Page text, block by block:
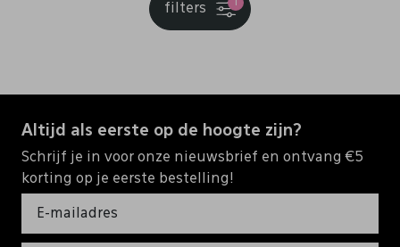
filters
Altijd als eerste op de hoogte zijn?
Schrijf je in voor onze nieuwsbrief en ontvang €5
korting op je eerste bestelling!